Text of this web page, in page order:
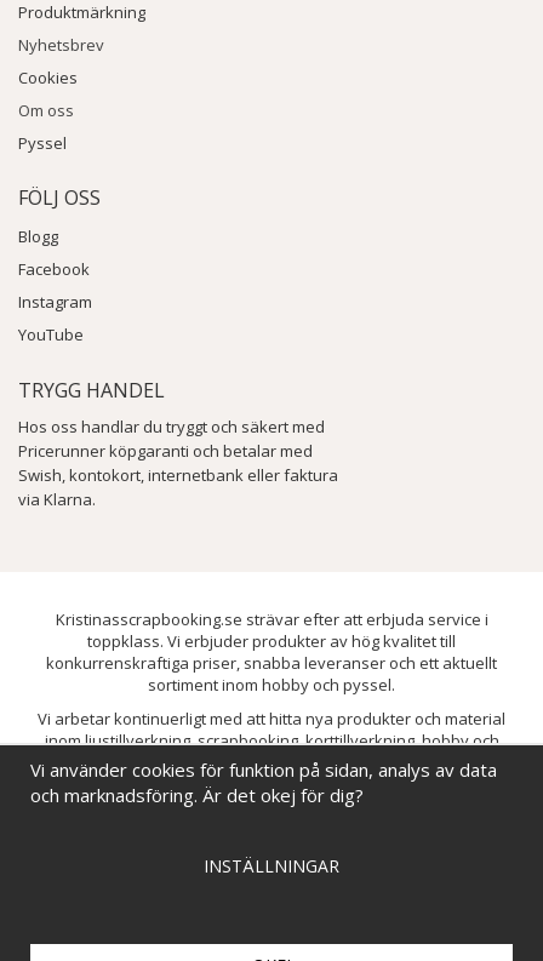
Produktmärkning
Nyhetsbrev
Cookies
Om oss
Pyssel
FÖLJ OSS
Blogg
Facebook
Instagram
YouTube
TRYGG HANDEL
Hos oss handlar du tryggt och säkert med
Pricerunner köpgaranti och betalar med
Swish, kontokort, internetbank eller faktura
via Klarna.
Kristinasscrapbooking.se strävar efter att erbjuda service i
toppklass. Vi erbjuder produkter av hög kvalitet till
konkurrenskraftiga priser, snabba leveranser och ett aktuellt
sortiment inom hobby och pyssel.
Vi arbetar kontinuerligt med att hitta nya produkter och material
inom ljustillverkning, scrapbooking, korttillverkning, hobby och
pyssel. Målet är att bredda sortimentet och löpande förbättra och
utveckla vårt utbud, så att du alltid kan hitta det du behöver hos oss.
Vi använder cookies för funktion på sidan, analys av data
och marknadsföring. Är det okej för dig?
INSTÄLLNINGAR